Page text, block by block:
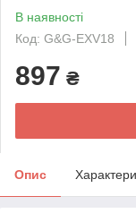
В наявності
Код: G&G-EXV18
897 ₴
Опис